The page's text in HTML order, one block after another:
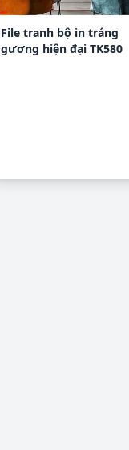
File tranh bộ in tráng
gương hiện đại TK580